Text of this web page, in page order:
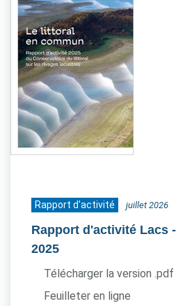
Rapport d'activité juillet 2026
Rapport d'activité Lacs -
2025
Télécharger la version .pdf
Feuilleter en ligne